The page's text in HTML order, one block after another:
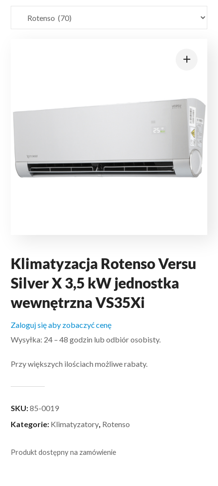
Klimatyzacja Rotenso Versu
Silver X 3,5 kW jednostka
wewnętrzna VS35Xi
Zaloguj się aby zobaczyć cenę
Wysyłka: 24 – 48 godzin lub odbiór osobisty.
Przy większych ilościach możliwe rabaty.
SKU:85-0019
Kategorie: Klimatyzatory Rotenso
Produkt dostępny na zamówienie